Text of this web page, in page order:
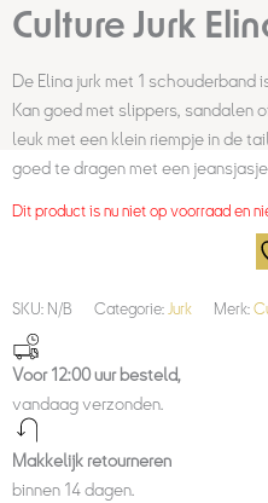
Culture Jurk
De Elina jurk met 1 schouderband
Kan goed met slippers, sandalen
leuk met een klein riempje in de
goed te dragen met een
Dit product is nu niet op voorraad en
SKU: N/B Categorie: Jurk Merk:
Voor 12:00 uur besteld,
vandaag verzonden.
Makkelijk retourneren
binnen 14 dagen.